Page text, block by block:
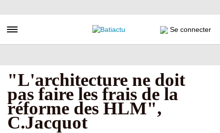
au
principal
Toggle navigation Se connecter
"L'architecture ne doit
pas faire les frais de la
réforme des HLM",
C.Jacquot